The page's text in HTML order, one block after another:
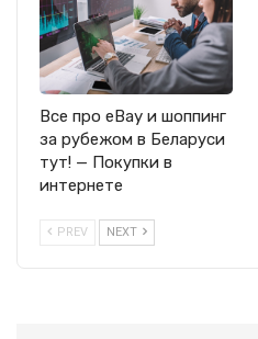
Все про eBay и шоппинг
за рубежом в Беларуси
тут! — Покупки в
интернете
PREV NEXT